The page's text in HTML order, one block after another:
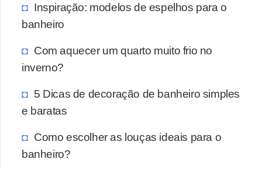
Inspiração: modelos de espelhos para o
banheiro
Com aquecer um quarto muito frio no
inverno?
5 Dicas de decoração de banheiro simples
e baratas
Como escolher as louças ideais para o
banheiro?